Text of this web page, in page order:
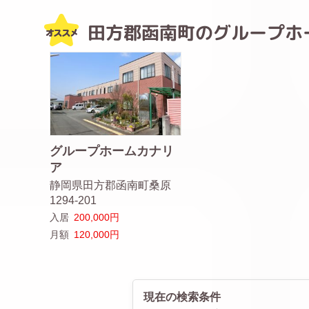
田方郡函南町のグループホ
グループホームカナリ
ア
静岡県田方郡函南町桑原
1294-201
入居 200,000円
月額 120,000円
現在の検索条件